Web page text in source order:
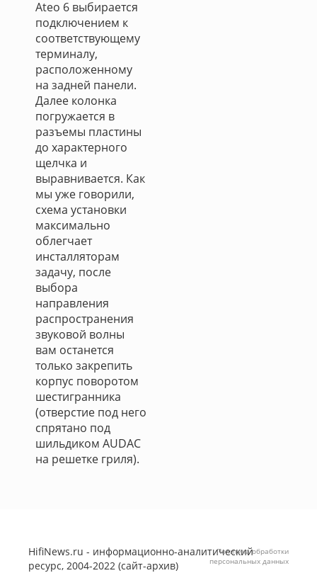
Ateo 6 выбирается
подключением к
соответствующему
терминалу,
расположенному
на задней панели.
Далее колонка
погружается в
разъемы пластины
до характерного
щелчка и
выравнивается. Как
мы уже говорили,
схема установки
максимально
облегчает
инсталляторам
задачу, после
выбора
направления
распространения
звуковой волны
вам останется
только закрепить
корпус поворотом
шестигранника
(отверстие под него
спрятано под
шильдиком AUDAC
на решетке гриля).
HifiNews.ru - информационно-аналитический
ресурс, 2004-2022 (сайт-архив)
Политика обработки
персональных данных